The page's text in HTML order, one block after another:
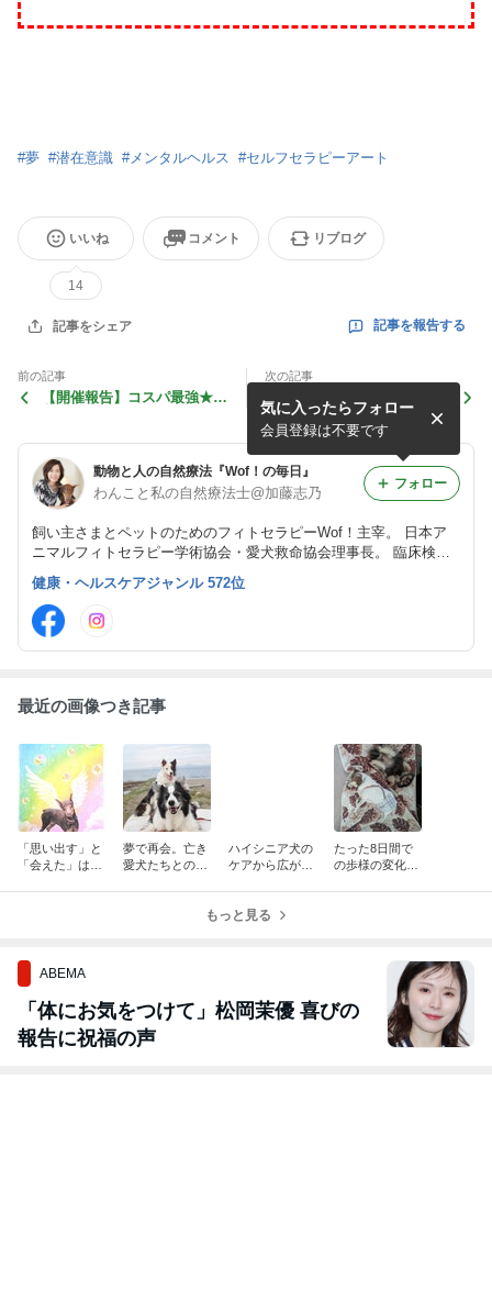
#夢 #潜在意識 #メンタルヘルス #セルフセラピーアート
いいね
14
コメント リブログ
記事をシェア 記事を報告する
前の記事
【開催報告】コスパ最強★薔
次の記事
”【受付終了★満席♥】ロー
ズ尽くしの薔薇色ワークショ
ップ”
動物と人の自然療法『Wof！の毎日』
わんこと私の自然療法士@加藤志乃
飼い主さまとペットのためのフィトセラピーWof！主宰。 日本ア
ニマルフィトセラピー学術協会・愛犬救命協会理事長。 臨床検査
技師、MR、臨床開発を経て、フィトセラピー中心に飼い主さまと
ペットへの自然療法を提案しています♥ 講師歴14年。受講者数30
00名以上
気に入ったらフォロー
会員登録は不要です
フォロー
健康・ヘルスケアジャンル 572位
最近の画像つき記事
「思い出す」と
「会えた」は違
夢で再会。亡き
愛犬たちとの
ハイシニア犬の
ケアから広がっ
ー
たった8日間で
の歩様の変化★
もっと見る
ABEMA
「体にお気をつけて」松岡茉優 喜びの
報告に祝福の声